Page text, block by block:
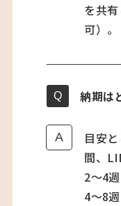
を共
可）。
納期は
目安
間、
2〜4
4〜8